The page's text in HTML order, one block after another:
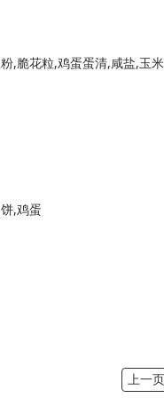
,脆花粒,鸡蛋蛋清,咸盐,玉
,鸡蛋
上一页